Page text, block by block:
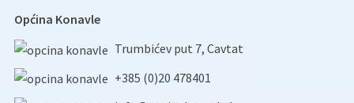
Općina Konavle
Trumbićev put 7, Cavtat
+385 (0)20 478401